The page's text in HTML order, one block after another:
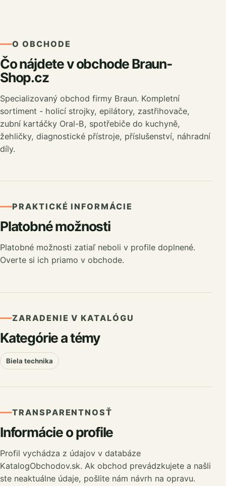
O OBCHODE
Čo nájdete v obchode Braun-
Shop.cz
Specializovaný obchod firmy Braun. Kompletní
sortiment - holicí strojky, epilátory, zastřihovače,
zubní kartáčky Oral-B, spotřebiče do kuchyně,
žehličky, diagnostické přístroje, příslušenství, náhradní
díly.
PRAKTICKÉ INFORMÁCIE
Platobné možnosti
Platobné možnosti zatiaľ neboli v profile doplnené.
Overte si ich priamo v obchode.
ZARADENIE V KATALÓGU
Kategórie a témy
Biela technika
TRANSPARENTNOSŤ
Informácie o profile
Profil vychádza z údajov v databáze
KatalogObchodov.sk. Ak obchod prevádzkujete a našli
ste neaktuálne údaje, pošlite nám návrh na opravu.